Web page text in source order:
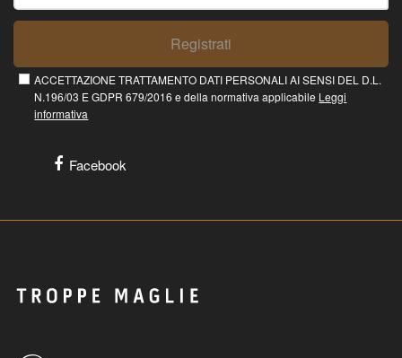
Registrati
ACCETTAZIONE TRATTAMENTO DATI PERSONALI AI SENSI DEL D.L.
N.196/03 E GDPR 679/2016 e della normativa applicabile Leggi
informativa
Facebook